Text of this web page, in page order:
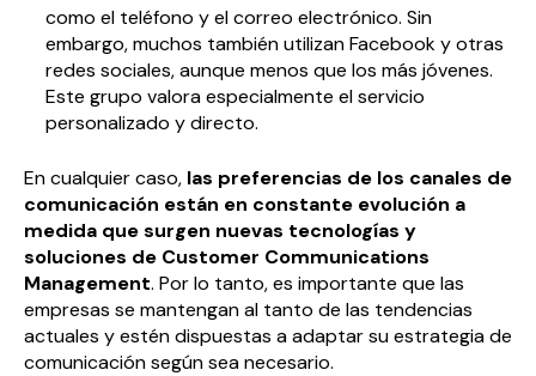
como el teléfono y el correo electrónico. Sin
embargo, muchos también utilizan Facebook y otras
redes sociales, aunque menos que los más jóvenes.
Este grupo valora especialmente el servicio
personalizado y directo.
En cualquier caso, las preferencias de los canales de
comunicación están en constante evolución a
medida que surgen nuevas tecnologías y
soluciones de Customer Communications
Management. Por lo tanto, es importante que las
empresas se mantengan al tanto de las tendencias
actuales y estén dispuestas a adaptar su estrategia de
comunicación según sea necesario.